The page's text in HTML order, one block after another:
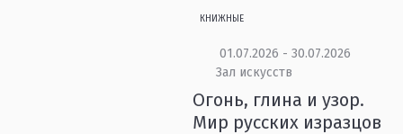
КНИЖНЫЕ
01.07.2026 - 30.07.2026
Зал искусств
Огонь, глина и узор.
Мир русских изразцов